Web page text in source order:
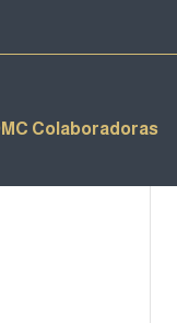
Colaboradoras